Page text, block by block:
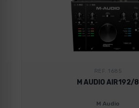
REF. 1685
M AUDIO AIR192/8
M Audio